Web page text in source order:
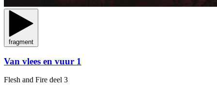
fragment
Van vlees en vuur 1
Flesh and Fire deel 3